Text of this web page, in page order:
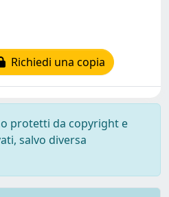
Richiedi una copia
protetti da copyright e
salvo diversa